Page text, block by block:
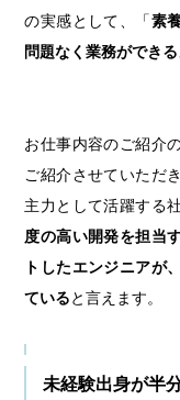
の実感として、「素
問題なく業務ができ
お仕事内容のご紹介
ご紹介させていただ
主力として活躍する
度の高い開発を担当
トしたエンジニアが
ていると言えます。
未経験出身が半